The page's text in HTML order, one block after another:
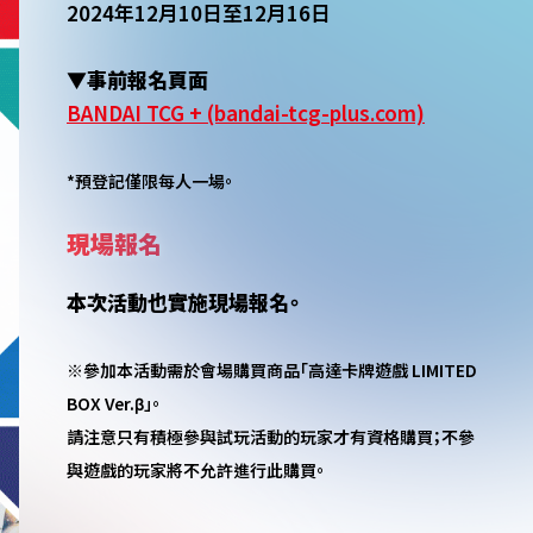
2024年12月10日至12月16日
▼事前報名頁面
BANDAI TCG + (bandai-tcg-plus.com)
*預登記僅限每人一場。
現場報名
本次活動也實施現場報名。
※參加本活動需於會場購買商品「高達卡牌遊戲 LIMITED
BOX Ver.β」。
請注意只有積極參與試玩活動的玩家才有資格購買；不參
與遊戲的玩家將不允許進行此購買。